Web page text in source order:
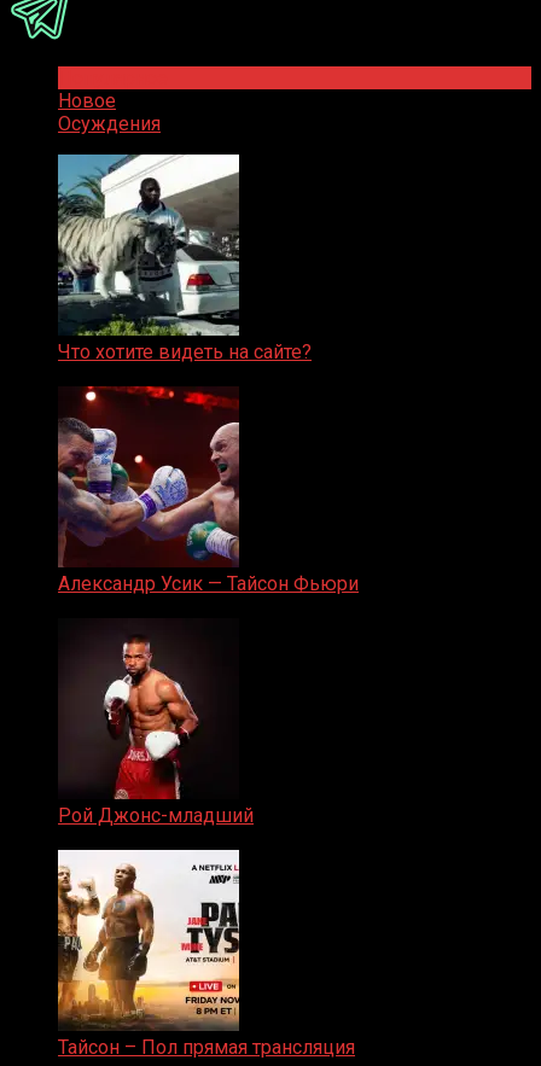
Новое
Осуждения
Что хотите видеть на сайте?
Александр Усик — Тайсон Фьюри
Рой Джонс-младший
Тайсон – Пол прямая трансляция